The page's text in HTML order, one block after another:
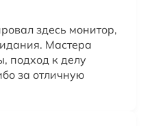
здесь монитор,
Мастера
подход к делу
за отличную